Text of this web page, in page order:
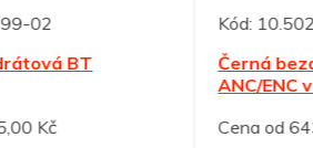
10.50201-02
Černá bezdrátová
ANC/ENC v pouzdru
Cena od 643,00 Kč